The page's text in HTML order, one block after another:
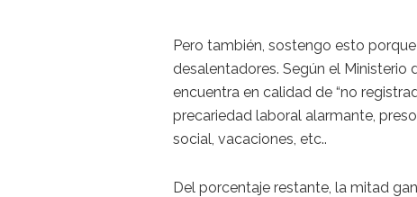
Pero también, sostengo esto
desalentadores. Según el Ministerio
encuentra en calidad de “no
precariedad laboral alarmante,
social, vacaciones, etc..
Del porcentaje restante, la mitad